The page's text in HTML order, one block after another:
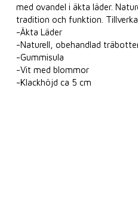
med ovandel i äkta läder.
tradition och funktion.
-Äkta Läder
-Naturell, obehandlad
-Gummisula
-Vit med blommor
-Klackhöjd ca 5 cm